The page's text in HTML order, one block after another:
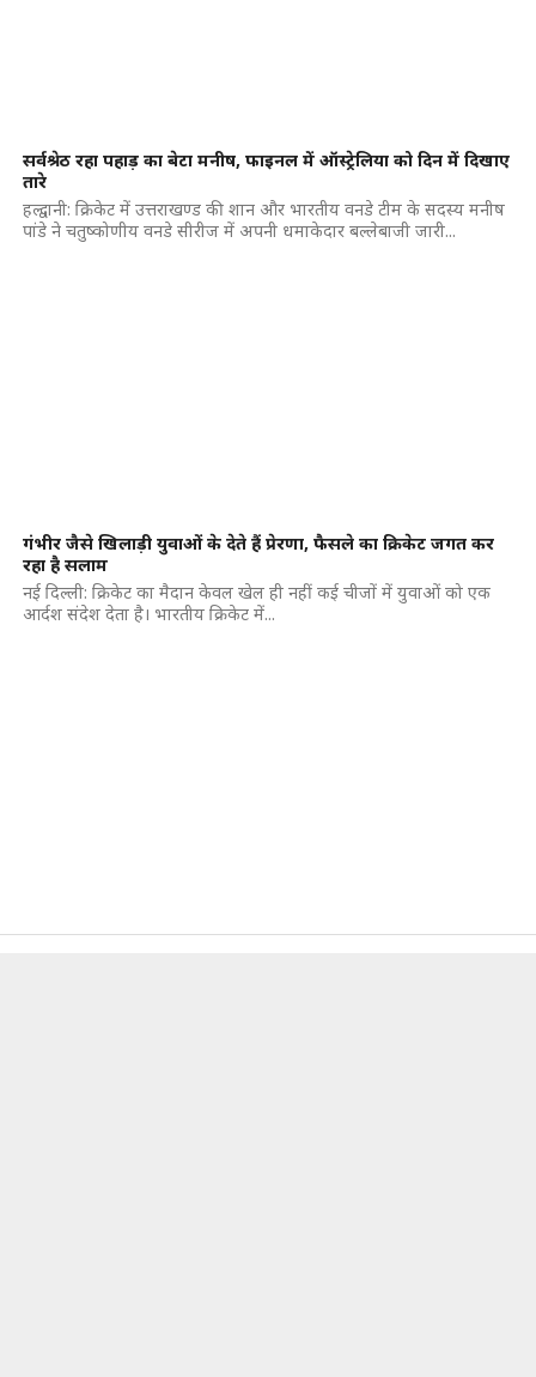
सर्वश्रेठ रहा पहाड़ का बेटा मनीष, फाइनल में ऑस्ट्रेलिया को दिन में दिखाए
तारे
हल्द्वानी: क्रिकेट में उत्तराखण्ड की शान और भारतीय वनडे टीम के सदस्य मनीष
पांडे ने चतुष्कोणीय वनडे सीरीज में अपनी धमाकेदार बल्लेबाजी जारी...
गंभीर जैसे खिलाड़ी युवाओं के देते हैं प्रेरणा, फैसले का क्रिकेट जगत कर
रहा है सलाम
नई दिल्ली: क्रिकेट का मैदान केवल खेल ही नहीं कई चीजों में युवाओं को एक
आर्दश संदेश देता है। भारतीय क्रिकेट में...